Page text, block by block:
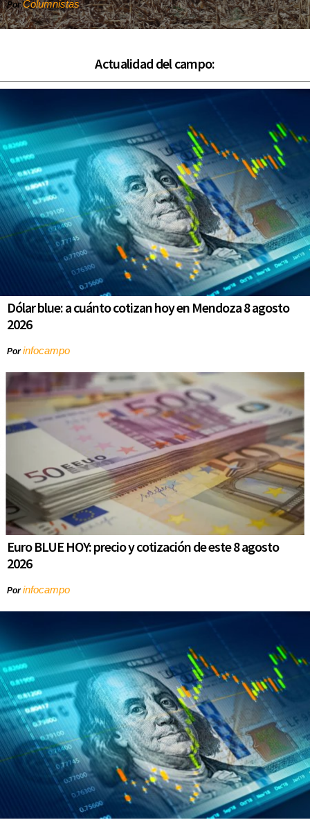
PorColumnistas
Actualidad del campo:
Dólar blue: a cuánto cotizan hoy en Mendoza 8 agosto
2026
Porinfocampo
Euro BLUE HOY: precio y cotización de este 8 agosto
2026
Porinfocampo